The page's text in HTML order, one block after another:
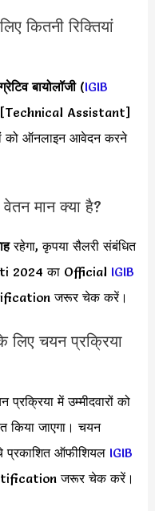
कितनी रिक्तियां
बायोलॉजी(IGIB
Assistant]
को ऑनलाइन आवेदन करने
मान क्या है?
रहेगा, कृपया सैलरी संबंधित
2024 का Official IGIB
जरूर चेक करें।
चयन प्रक्रिया
प्रक्रिया में उम्मीदवारों को
किया जाएगा। चयन
प्रकाशित ऑफीशियल IGIB
जरूर चेक करें।